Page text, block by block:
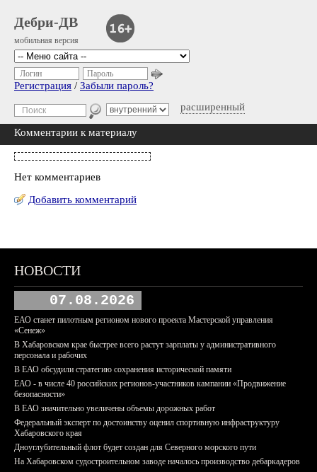
Дебри-ДВ
мобильная версия
расширенный
Логин Пароль
Регистрация / Забыли пароль?
Комментарии к материалу
Нет комментариев
Добавить комментарий
НОВОСТИ
07.08.2026
ЕАО станет пилотным регионом нового проекта Мастерской управления
«Сенеж»
В Хабаровском крае быстрее всего растут зарплаты у административного
персонала и рабочих
В ЕАО обсудили стратегию сохранения исторической памяти
ЕАО - в числе 40 российских регионов-участников кампании «Продвижение
безопасности»
В ЕАО значительно увеличены объемы дорожных работ
Федеральный эксперт по достоинству оценил спортивную инфраструктуру
Хабаровского края
Дноуглубительный флот будет создан для Северного морского пути
На Хабаровском судостроительном заводе началось производство дебаркадеров